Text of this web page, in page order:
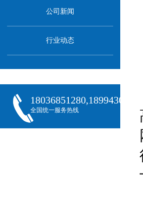
公司新闻
行业动态
全国统一服务热线